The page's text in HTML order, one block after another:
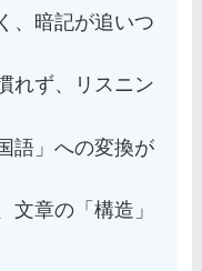
、暗記が追いつ
れず、リスニン
語」への変換が
文章の「構造」